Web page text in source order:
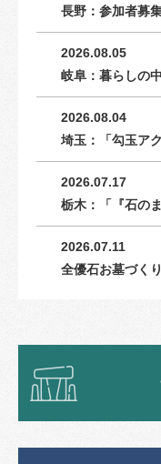
長野：参加者募
2026.08.05
岐阜：暮らしの
2026.08.04
埼玉：「勾玉ア
2026.07.17
栃木：「『石の
2026.07.11
全優石お墓づく